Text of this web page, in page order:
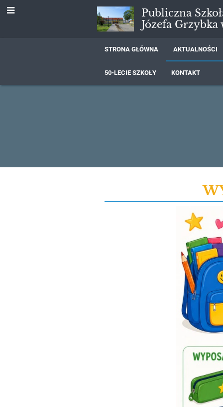
Publiczna
Józefa Grzybka
STRONA GŁÓWNA AKTUALNOŚCI
50-LECIE SZKOŁY KONTAKT